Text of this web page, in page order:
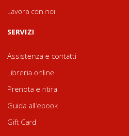
Lavora con noi
SERVIZI
Assistenza e contatti
Libreria online
Prenota e ritira
Guida all'ebook
Gift Card